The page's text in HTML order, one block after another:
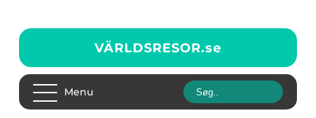
VÄRLDSRESOR.se
Menu